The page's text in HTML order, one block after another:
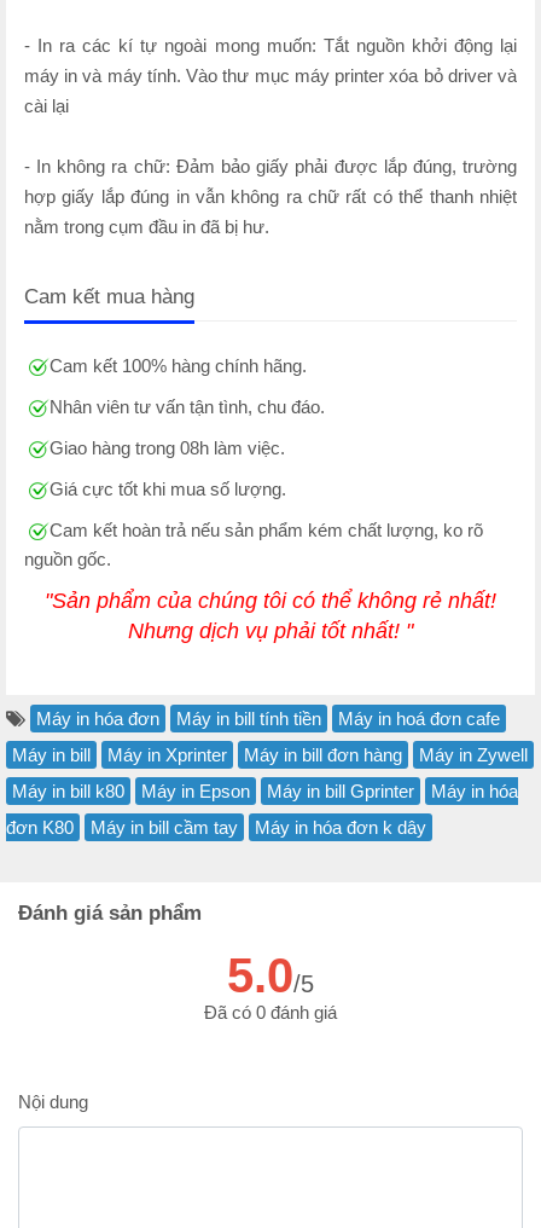
- In ra các kí tự ngoài mong muốn: Tắt nguồn khởi động lại
máy in và máy tính. Vào thư mục máy printer xóa bỏ driver và
cài lại
- In không ra chữ: Đảm bảo giấy phải được lắp đúng, trường
hợp giấy lắp đúng in vẫn không ra chữ rất có thể thanh nhiệt
nằm trong cụm đầu in đã bị hư.
Cam kết mua hàng
Cam kết 100% hàng chính hãng.
Nhân viên tư vấn tận tình, chu đáo.
Giao hàng trong 08h làm việc.
Giá cực tốt khi mua số lượng.
Cam kết hoàn trả nếu sản phẩm kém chất lượng, ko rõ
nguồn gốc.
"Sản phẩm của chúng tôi có thể không rẻ nhất!
Nhưng dịch vụ phải tốt nhất! "
Máy in hóa đơn Máy in bill tính tiền
Máy in hoá đơn cafe
Máy in bill
Máy in Xprinter Máy in bill đơn hàng
Máy in Zywell
Máy in bill k80
Máy in Epson Máy in bill Gprinter
Máy in hóa
đơn K80
Máy in bill cầm tay Máy in hóa đơn k dây
Đánh giá sản phẩm
5.0/5
Đã có 0 đánh giá
Nội dung